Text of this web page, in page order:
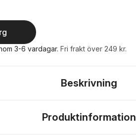
3-6 vardagar. Fri frakt över 249 kr.
Beskrivning
Produktinformation